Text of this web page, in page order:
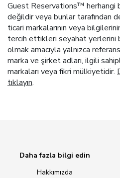
Guest Reservations™ herhangi
değildir veya bunlar tarafından
ticari markalarının veya
tercih ettikleri seyahat yerlerini
olmak amacıyla yalnızca
marka ve şirket adları, ilgili
markaları veya fikri mülkiyetidir.
tıklayın.
Daha fazla bilgi edin
Hakkımızda